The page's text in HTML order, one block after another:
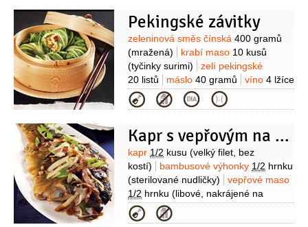
Pekingské závitky
Suroviny
zeleninová směs čínská 400 gramů
(mražená)
krabí maso 10 kusů
(tyčinky surimi)
zelí pekingské
20 listů
máslo 40 gramů víno 4 lžíce
(rýžové, sladké)
sójová omáčka
3 lžíce
ústřicová omáčka
1,5 lžičky
ocet rýžový1 lžička
Kategorie
Kapr s vepřovým na čínský způsob
Suroviny
kapr 1/2 kusu (velký filet, bez
kostí)
bambusové výhonky 1/2 hrnku
(sterilované nudličky)
vepřové maso
1/2 hrnku (libové, nakrájené na
kostičky)
(šitake)
šunka4 plátky
cibule
Kategorie